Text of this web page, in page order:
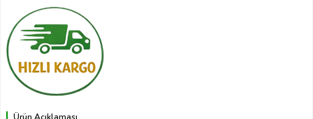
Ürün Açıklaması